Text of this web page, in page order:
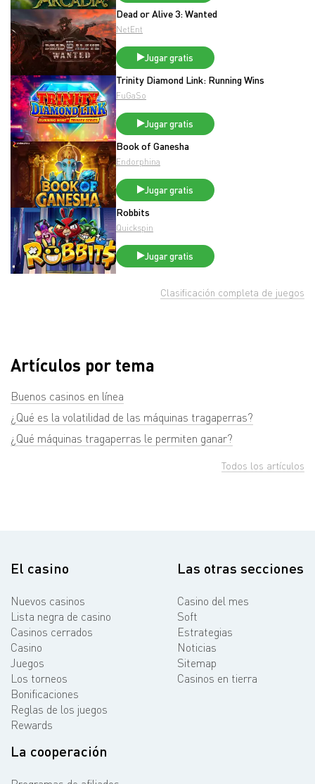
Dead or Alive 3: Wanted
NetEnt
Jugar gratis
Trinity Diamond Link: Running Wins
FuGaSo
Jugar gratis
Book of Ganesha
Endorphina
Jugar gratis
Robbits
Quickspin
Jugar gratis
Clasificación completa de juegos
Artículos por tema
Buenos casinos en línea
¿Qué es la volatilidad de las máquinas tragaperras?
¿Qué máquinas tragaperras le permiten ganar?
Todos los artículos
El casino
Nuevos casinos
Lista negra de casino
Casinos cerrados
Casino
Juegos
Los torneos
Bonificaciones
Reglas de los juegos
Rewards
Las otras secciones
Casino del mes
Soft
Estrategias
Noticias
Sitemap
Casinos en tierra
La cooperación